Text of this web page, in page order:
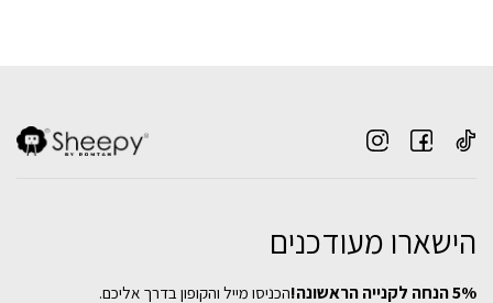
הישארו מעודכנים
5% הנחה לקנייה הראשונה! הכניסו מייל והקופון בדרך אליכם.